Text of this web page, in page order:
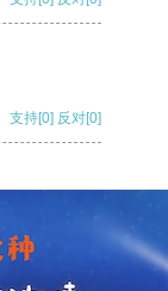
支持[0] 反对[0]
支持